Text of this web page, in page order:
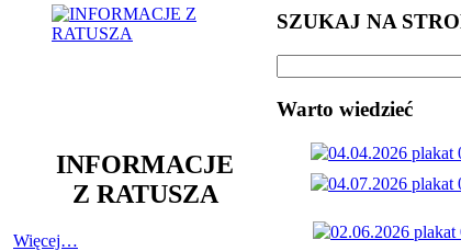
INFORMACJE
Z RATUSZA
Więcej…
SZUKAJ NA
Warto wiedzieć